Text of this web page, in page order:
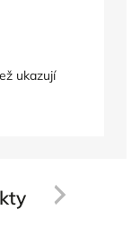
ukazují
Next